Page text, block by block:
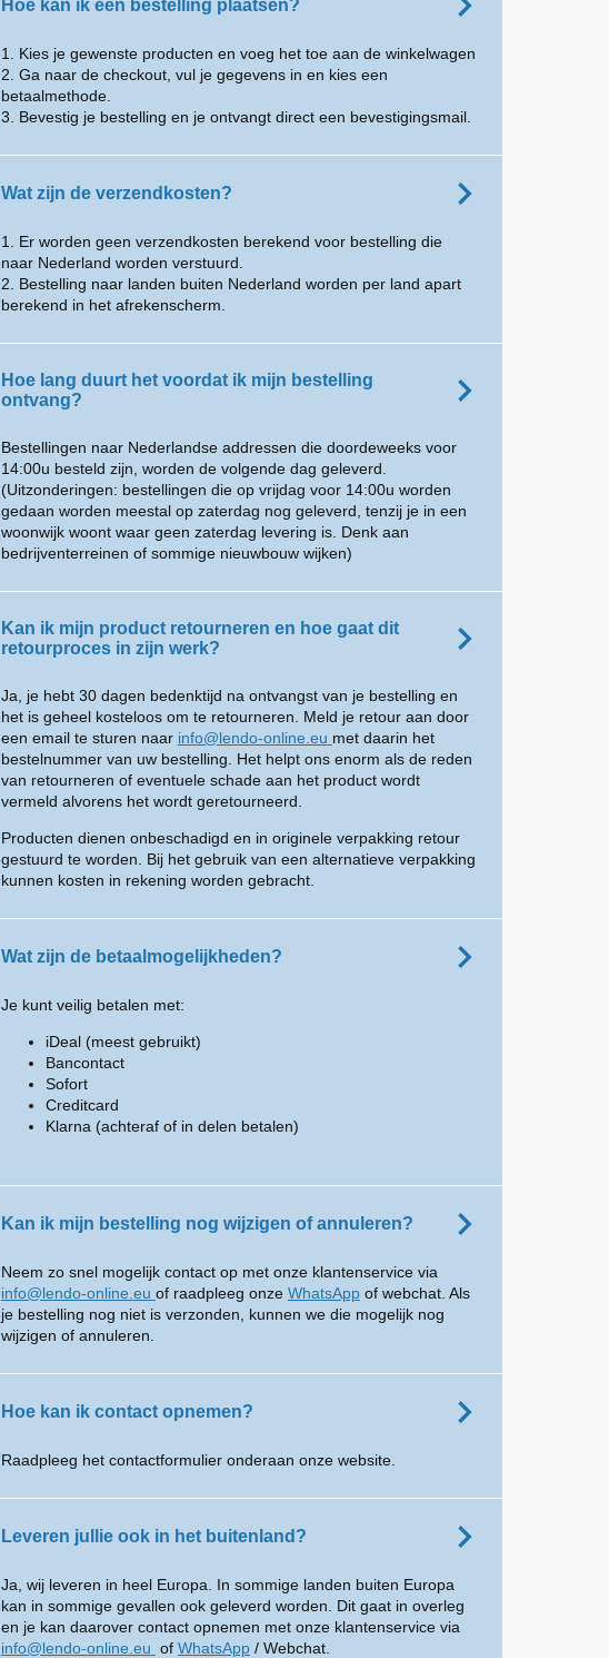
Hoe kan ik een bestelling plaatsen?
1. Kies je gewenste producten en voeg het toe aan de winkelwagen
2. Ga naar de checkout, vul je gegevens in en kies een
betaalmethode.
3. Bevestig je bestelling en je ontvangt direct een bevestigingsmail.
Wat zijn de verzendkosten?
1. Er worden geen verzendkosten berekend voor bestelling die
naar Nederland worden verstuurd.
2. Bestelling naar landen buiten Nederland worden per land apart
berekend in het afrekenscherm.
Hoe lang duurt het voordat ik mijn bestelling
ontvang?
Bestellingen naar Nederlandse addressen die doordeweeks voor
14:00u besteld zijn, worden de volgende dag geleverd.
(Uitzonderingen: bestellingen die op vrijdag voor 14:00u worden
gedaan worden meestal op zaterdag nog geleverd, tenzij je in een
woonwijk woont waar geen zaterdag levering is. Denk aan
bedrijventerreinen of sommige nieuwbouw wijken)
Kan ik mijn product retourneren en hoe gaat dit
retourproces in zijn werk?
Ja, je hebt 30 dagen bedenktijd na ontvangst van je bestelling en
het is geheel kosteloos om te retourneren. Meld je retour aan door
een email te sturen naar info@lendo-online.eu met daarin het
bestelnummer van uw bestelling. Het helpt ons enorm als de reden
van retourneren of eventuele schade aan het product wordt
vermeld alvorens het wordt geretourneerd.
Producten dienen onbeschadigd en in originele verpakking retour
gestuurd te worden. Bij het gebruik van een alternatieve verpakking
kunnen kosten in rekening worden gebracht.
Wat zijn de betaalmogelijkheden?
Je kunt veilig betalen met:
iDeal (meest gebruikt)
Bancontact
Sofort
Creditcard
Klarna (achteraf of in delen betalen)
Kan ik mijn bestelling nog wijzigen of annuleren?
Neem zo snel mogelijk contact op met onze klantenservice via
info@lendo-online.eu of raadpleeg onze WhatsAppof webchat. Als
je bestelling nog niet is verzonden, kunnen we die mogelijk nog
wijzigen of annuleren.
Hoe kan ik contact opnemen?
Raadpleeg het contactformulier onderaan onze website.
Leveren jullie ook in het buitenland?
Ja, wij leveren in heel Europa. In sommige landen buiten Europa
kan in sommige gevallen ook geleverd worden. Dit gaat in overleg
en je kan daarover contact opnemen met onze klantenservice via
info@lendo-online.eu of WhatsApp/ Webchat.